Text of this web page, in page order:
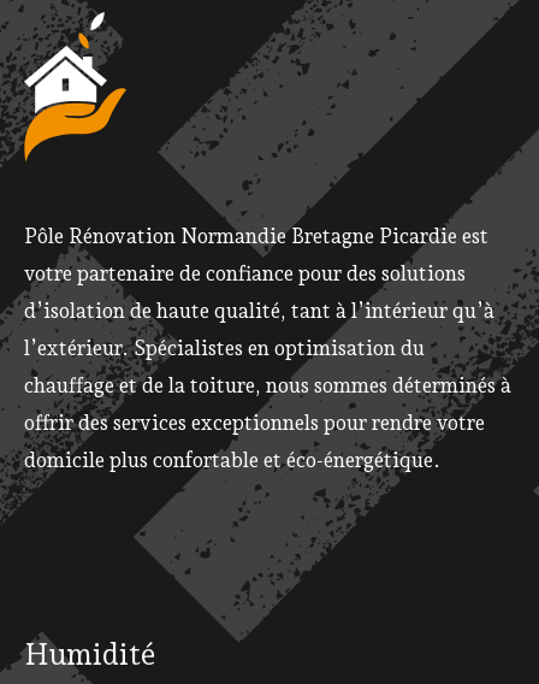
Pôle Rénovation Normandie Bretagne Picardie est
votre partenaire de confiance pour des solutions
d’isolation de haute qualité, tant à l’intérieur qu’à
l’extérieur. Spécialistes en optimisation du
chauffage et de la toiture, nous sommes déterminés à
offrir des services exceptionnels pour rendre votre
domicile plus confortable et éco-énergétique.
Humidité